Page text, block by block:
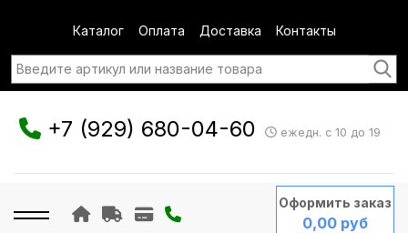
Каталог Оплата Доставка Контакты
+7 (929) 680-04-60 ежедн. с 10 до 19
Оформить заказ
0,00 руб